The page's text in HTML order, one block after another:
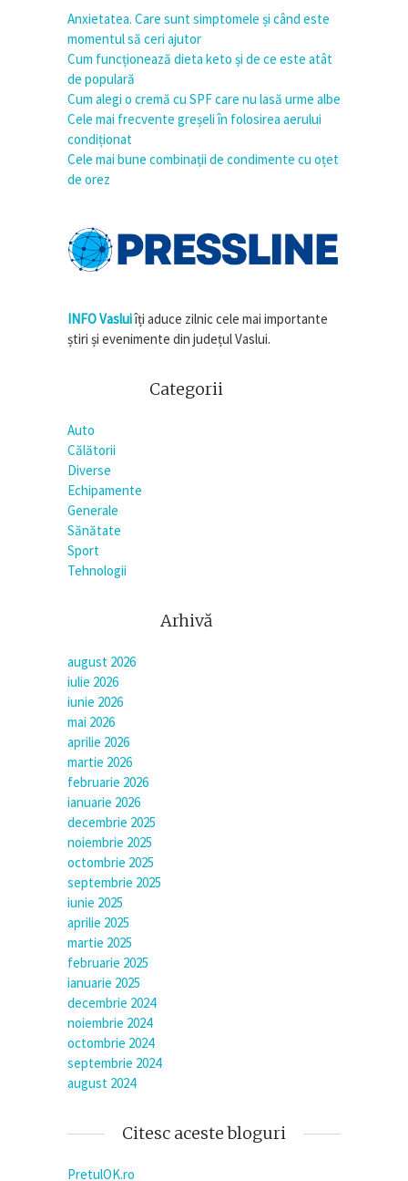
Anxietatea. Care sunt simptomele și când este
momentul să ceri ajutor
Cum funcționează dieta keto și de ce este atât
de populară
Cum alegi o cremă cu SPF care nu lasă urme albe
Cele mai frecvente greșeli în folosirea aerului
condiționat
Cele mai bune combinații de condimente cu oțet
de orez
INFO Vasluiîți aduce zilnic cele mai importante
știri și evenimente din județul Vaslui.
Categorii
Auto
Călătorii
Diverse
Echipamente
Generale
Sănătate
Sport
Tehnologii
Arhivă
august 2026
iulie 2026
iunie 2026
mai 2026
aprilie 2026
martie 2026
februarie 2026
ianuarie 2026
decembrie 2025
noiembrie 2025
octombrie 2025
septembrie 2025
iunie 2025
aprilie 2025
martie 2025
februarie 2025
ianuarie 2025
decembrie 2024
noiembrie 2024
octombrie 2024
septembrie 2024
august 2024
Citesc aceste bloguri
PretulOK.ro